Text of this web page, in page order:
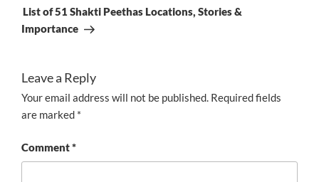
Post
List of 51 Shakti Peethas Locations, Stories &
Importance
Leave a Reply
Your email address will not be published. Required fields
are marked *
Comment*